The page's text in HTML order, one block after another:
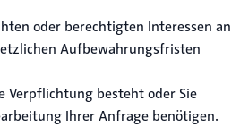
oder berechtigten Interessen an
Aufbewahrungsfristen
Verpflichtung besteht oder Sie
Ihrer Anfrage benötigen.